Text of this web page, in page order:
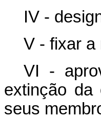
IV -
V - fixar a
VI -
extinção da
seus